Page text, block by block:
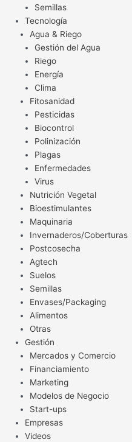
Semillas
Tecnología
Agua & Riego
Gestión del Agua
Riego
Energía
Clima
Fitosanidad
Pesticidas
Biocontrol
Polinización
Plagas
Enfermedades
Virus
Nutrición Vegetal
Bioestimulantes
Maquinaria
Invernaderos/Coberturas
Postcosecha
Agtech
Suelos
Semillas
Envases/Packaging
Alimentos
Otras
Gestión
Mercados y Comercio
Financiamiento
Marketing
Modelos de Negocio
Start-ups
Empresas
Videos